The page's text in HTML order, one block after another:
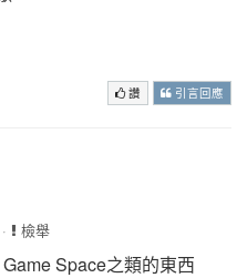
讚 引言回應
檢舉
Space之類的東西